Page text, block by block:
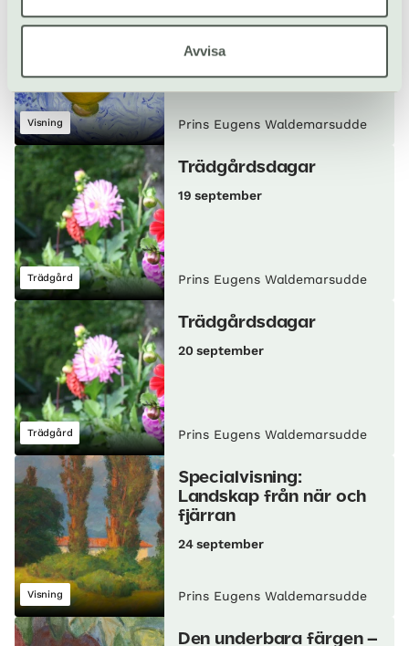
Avvisa
Visning
Blomstermotiv ur
museets samlingar
Prins Eugens Waldemarsudde
Trädgård
Trädgårdsdagar
19 september
Prins Eugens Waldemarsudde
Trädgård
Trädgårdsdagar
20 september
Prins Eugens Waldemarsudde
Visning
Specialvisning:
Landskap från när och
fjärran
24 september
Prins Eugens Waldemarsudde
Den underbara färgen –